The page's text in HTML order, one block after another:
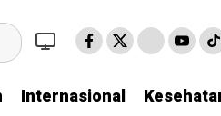
Internasional